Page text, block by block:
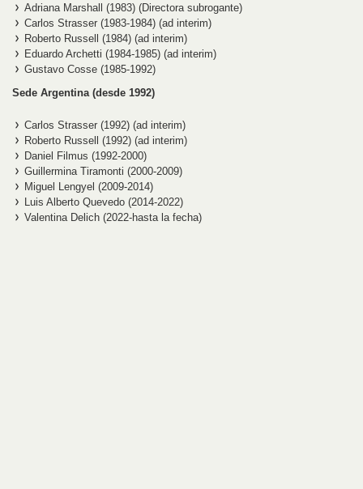
Adriana Marshall (1983) (Directora subrogante)
Carlos Strasser (1983-1984) (ad interim)
Roberto Russell (1984) (ad interim)
Eduardo Archetti (1984-1985) (ad interim)
Gustavo Cosse (1985-1992)
Sede Argentina (desde 1992)
Carlos Strasser (1992) (ad interim)
Roberto Russell (1992) (ad interim)
Daniel Filmus (1992-2000)
Guillermina Tiramonti (2000-2009)
Miguel Lengyel (2009-2014)
Luis Alberto Quevedo (2014-2022)
Valentina Delich (2022-hasta la fecha)